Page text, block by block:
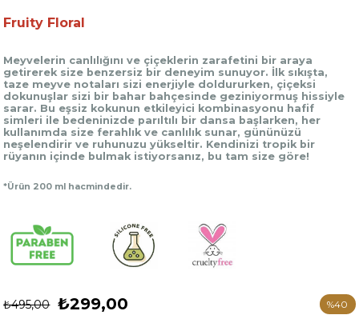
Fruity Floral
Meyvelerin canlılığını ve çiçeklerin zarafetini bir araya
getirerek size benzersiz bir deneyim sunuyor. İlk sıkışta,
taze meyve notaları sizi enerjiyle doldururken, çiçeksi
dokunuşlar sizi bir bahar bahçesinde geziniyormuş hissiyle
sarar. Bu eşsiz kokunun etkileyici kombinasyonu hafif
simleri ile bedeninizde parıltılı bir dansa başlarken, her
kullanımda size ferahlık ve canlılık sunar, gününüzü
neşelendirir ve ruhunuzu yükseltir. Kendinizi tropik bir
rüyanın içinde bulmak istiyorsanız, bu tam size göre!
*Ürün 200 ml hacmindedir.
₺495,00 ₺299,00 %40